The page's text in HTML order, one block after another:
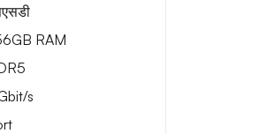
RAM
s